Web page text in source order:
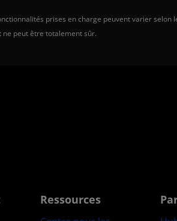
prises en charge peuvent varier
ne peut être totalement sûr.
Ressources